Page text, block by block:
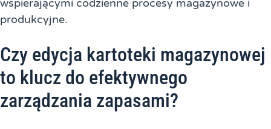
wspierającymi codzienne procesy magazynowe i
produkcyjne.
Czy edycja kartoteki magazynowej
to klucz do efektywnego
zarządzania zapasami?